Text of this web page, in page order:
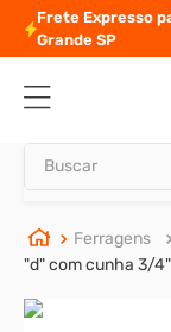
Frete Expresso
Grande SP
Ferragens
"d" com cunha 3/
TERMOS MAIS